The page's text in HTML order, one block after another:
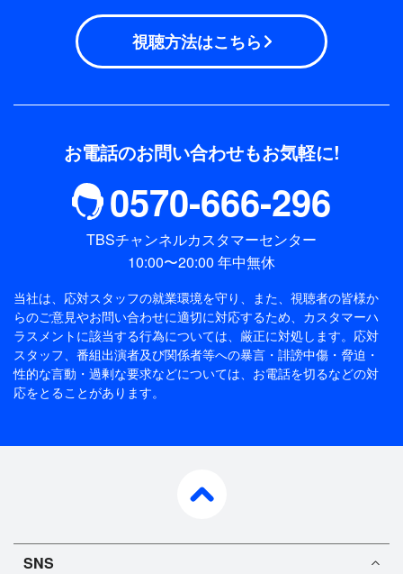
視聴方法はこちら
お電話のお問い合わせもお気軽に!
0570-666-296
TBSチャンネルカスタマーセンター
10:00〜20:00 年中無休
当社は、応対スタッフの就業環境を守り、また、視聴者の皆様か
らのご意見やお問い合わせに適切に対応するため、 カスタマーハ
ラスメントに該当する行為については、厳正に対処します。応対
スタッフ、番組出演者及び関係者等への暴言・誹謗中傷・脅迫・
性的な言動・過剰な要求などについては、お電話を切るなどの対
応をとることがあります。
SNS